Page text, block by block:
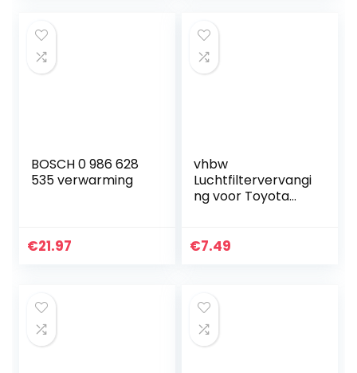
BOSCH 0 986 628
535 verwarming
€21.97
vhbw
Luchtfiltervervangi
ng voor Toyota
auto – Motor-
€7.49